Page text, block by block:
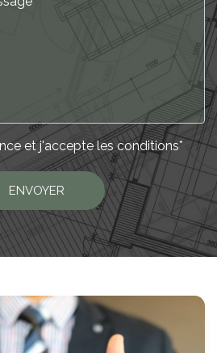
et j'accepte lesconditions*
ENVOYER